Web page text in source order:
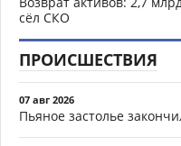
сёл СКО
ПРОИСШЕСТВИЯ
07 авг 2026
Пьяное застолье